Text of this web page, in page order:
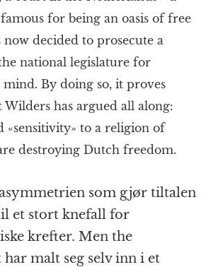
for being an oasis of free
decided to prosecute a
national legislature for
mind. By doing so, it proves
Wilders has argued all along:
«sensitivity» to a religion of
destroying Dutch freedom.
som gjør tiltalen
et stort knefall for
krefter. Men the
har malt seg selv inn i et